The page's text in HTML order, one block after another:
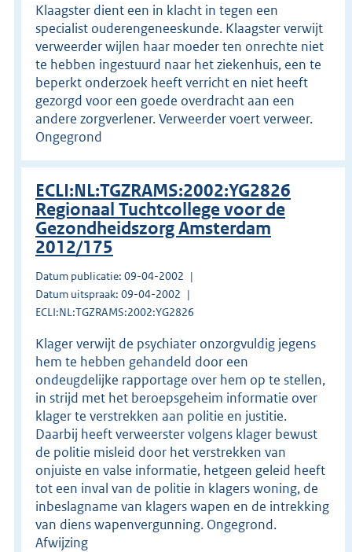
Klaagster dient een in klacht in tegen een
specialist ouderengeneeskunde. Klaagster verwijt
verweerder wijlen haar moeder ten onrechte niet
te hebben ingestuurd naar het ziekenhuis, een te
beperkt onderzoek heeft verricht en niet heeft
gezorgd voor een goede overdracht aan een
andere zorgverlener. Verweerder voert verweer.
Ongegrond
ECLI:NL:TGZRAMS:2002:YG2826
Regionaal Tuchtcollege voor de
Gezondheidszorg Amsterdam
2012/175
Datum publicatie: 09-04-2002
Datum uitspraak: 09-04-2002
ECLI:NL:TGZRAMS:2002:YG2826
Klager verwijt de psychiater onzorgvuldig jegens
hem te hebben gehandeld door een
ondeugdelijke rapportage over hem op te stellen,
in strijd met het beroepsgeheim informatie over
klager te verstrekken aan politie en justitie.
Daarbij heeft verweerster volgens klager bewust
de politie misleid door het verstrekken van
onjuiste en valse informatie, hetgeen geleid heeft
tot een inval van de politie in klagers woning, de
inbeslagname van klagers wapen en de intrekking
van diens wapenvergunning. Ongegrond.
Afwijzing